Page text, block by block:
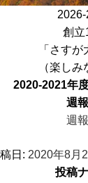
創立
「さすが
（楽しみ
2020-2021年
週
週
日: 2020年8月
投稿